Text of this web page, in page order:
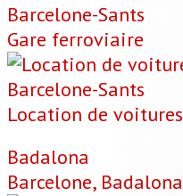
Barcelone-Sants
Gare ferroviaire
Location de voitures
Badalona
Barcelone, Badalona